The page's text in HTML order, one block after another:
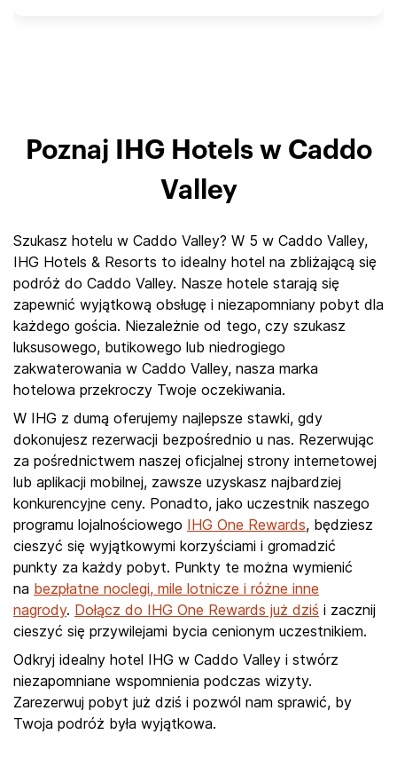
Poznaj IHG Hotels w Caddo
Valley
Szukasz hotelu w Caddo Valley? W 5 w Caddo Valley,
IHG Hotels & Resorts to idealny hotel na zbliżającą się
podróż do Caddo Valley. Nasze hotele starają się
zapewnić wyjątkową obsługę i niezapomniany pobyt dla
każdego gościa. Niezależnie od tego, czy szukasz
luksusowego, butikowego lub niedrogiego
zakwaterowania w Caddo Valley, nasza marka
hotelowa przekroczy Twoje oczekiwania.
W IHG z dumą oferujemy najlepsze stawki, gdy
dokonujesz rezerwacji bezpośrednio u nas. Rezerwując
za pośrednictwem naszej oficjalnej strony internetowej
lub aplikacji mobilnej, zawsze uzyskasz najbardziej
konkurencyjne ceny. Ponadto, jako uczestnik naszego
programu lojalnościowego IHG One Rewards, będziesz
cieszyć się wyjątkowymi korzyściami i gromadzić
punkty za każdy pobyt. Punkty te można wymienić
na bezpłatne noclegi, mile lotnicze i różne inne
nagrody. Dołącz do IHG One Rewards już dziś i zacznij
cieszyć się przywilejami bycia cenionym uczestnikiem.
Odkryj idealny hotel IHG w Caddo Valley i stwórz
niezapomniane wspomnienia podczas wizyty.
Zarezerwuj pobyt już dziś i pozwól nam sprawić, by
Twoja podróż była wyjątkowa.